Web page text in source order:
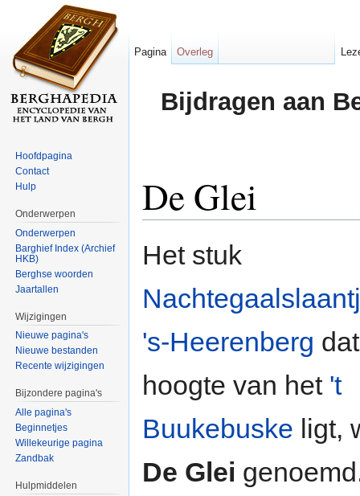
Bijdragen aan
De Glei
Het stuk
's-Heerenberg
hoogte van het 't
Buukebuske ligt,
De Glei
Pagina Overleg
Hoofdpagina
Contact
Hulp
Onderwerpen
Onderwerpen
Barghief Index (Archief
HKB)
Berghse woorden
Jaartallen
Wijzigingen
Nieuwe pagina's
Nieuwe bestanden
Recente wijzigingen
Bijzondere pagina's
Alle pagina's
Beginnetjes
Willekeurige pagina
Zandbak
Hulpmiddelen